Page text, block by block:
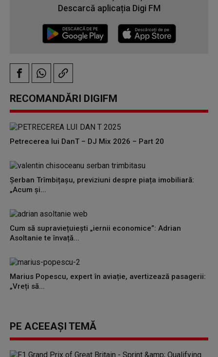
Descarcă aplicația Digi FM
RECOMANDĂRI DIGIFM
Petrecerea lui DanT – DJ Mix 2026 – Part 20
Șerban Trîmbițașu, previziuni despre piața imobiliară:
„Acum și...
Cum să supraviețuiești „iernii economice”: Adrian
Asoltanie te învață...
Marius Popescu, expert în aviație, avertizează pasagerii:
„Vreți să...
PE ACEEAȘI TEMĂ